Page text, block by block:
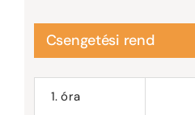
Csengetési rend
1. óra